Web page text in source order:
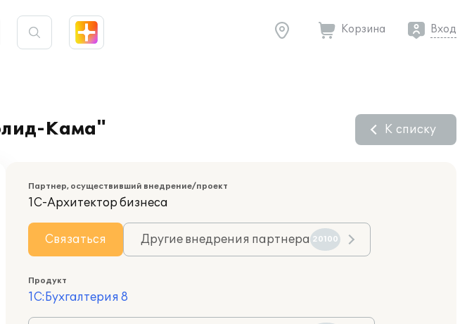
Корзина Вход
Кама" К списку
Партнер, осуществивший внедрение/проект
1С-Архитектор бизнеса
Связаться Другие внедрения партнера 20100
Продукт
1С:Бухгалтерия 8